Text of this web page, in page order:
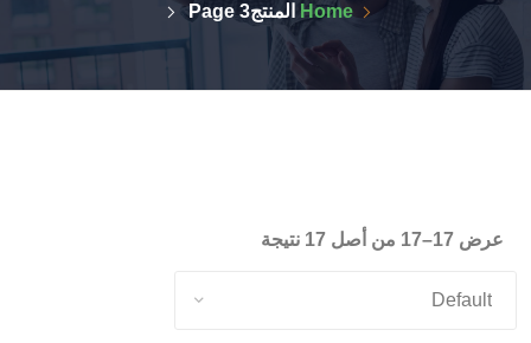
Home المنتجPage 3
عرض 17–17 من أصل 17 نتيجة